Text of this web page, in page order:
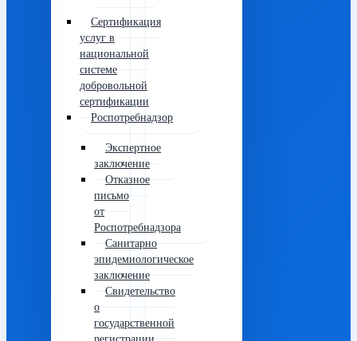
Сертификация
услуг в
национальной
системе
добровольной
сертификации
Роспотребнадзор
Экспертное
заключение
Отказное
письмо
от
Роспотребнадзора
Санитарно
эпидемиологическое
заключение
Свидетельство
о
государственной